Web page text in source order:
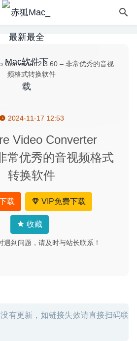
2024-11-17 12:53
Video Converter
常优秀的音视频格式
转换软件
载 VIP免费下载
收藏
遇到问题，请及时与站长联系！
有更新，如链接失效请直接扫码联
– DjVu 文件的最佳阅读器
网站分析优化工具
– 非常优秀的Mac备份软件 2020-07-
磁盘映像DMG打包制作工具